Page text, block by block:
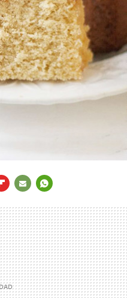
MAIL